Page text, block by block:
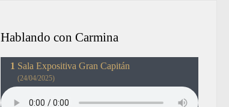
Hablando con Carmina
Sala Expositiva Gran Capitán
(24/04/2025)